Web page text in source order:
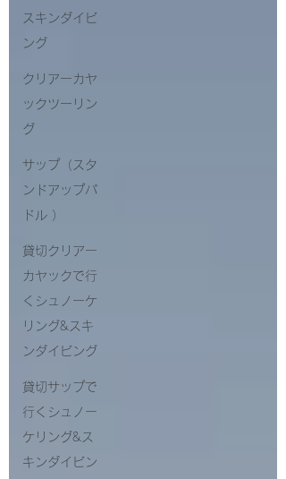
スキンダイビ
ング
クリアーカヤ
ックツーリン
グ
サップ（スタ
ンドアップパ
ドル ）
貸切クリアー
カヤックで行
くシュノーケ
リング&スキ
ンダイビング
貸切サップで
行くシュノー
ケリング&ス
キンダイビン